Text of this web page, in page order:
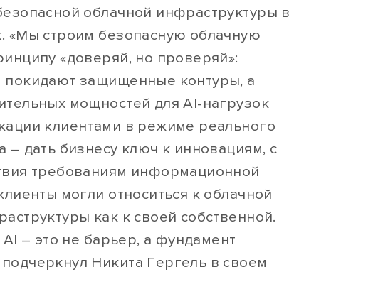
облачной инфраструктуры в
«Мы строим безопасную облачную
«доверяй, но проверяй»:
покидают защищенные контуры, а
мощностей для AI-нагрузок
клиентами в режиме реального
– дать бизнесу ключ к инновациям, с
требованиям информационной
могли относиться к облачной
как к своей собственной.
AI – это не барьер, а фундамент
Никита Гергель в своем